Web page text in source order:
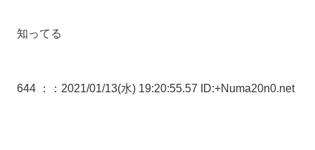
知ってる
644 ： ：2021/01/13(水) 19:20:55.57 ID:+Numa20n0.net